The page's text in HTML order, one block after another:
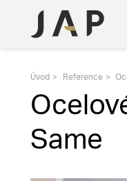
Úvod Reference
Same